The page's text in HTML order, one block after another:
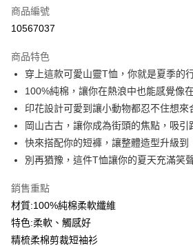
信用卡分期付款
合作金庫商業銀行
華南商業銀行
彰化
上海商業儲蓄銀行
台北
國泰世華商業銀行
兆豐國
臺灣中小企業銀行
台中
匯豐（台灣）商業銀行
華泰商
聯邦商業銀行
遠東
元大商業銀行
永豐
台新國際商業銀行
台灣樂天信用卡公司
6 期 0 利率 每期
華南商業銀行
彰化
上海商業儲蓄銀行
台北富
國泰世華商業銀行
兆豐
臺灣中小企業銀行
台中商
匯豐（台灣）商業銀行
華泰
元大商業銀行
玉山商業銀行
台灣樂天信用卡公司
12 期 0 利率 每期NT$24
合作金庫商業銀行
第一商
上海商業儲蓄銀行
台北
國泰世華商業銀行
兆豐
臺灣中小企業銀行
台中
聯邦商業銀行
元大商業銀行
玉山商業銀行
台新國際商業銀行
超商取貨付款
LINE Pay
Apple Pay
街口支付
悠遊付
Google Pay
商品編號
10567037
商品特色
穿上這款可愛山靈T恤，你就是夏季的
100%純棉，讓你在熱浪中也能感覺像
印花設計可愛到讓小動物都忍不住想來
岡山古古，讓你成為街頭的焦點，吸引
快來搭配你的短褲，讓整體造型升級到
別再猶豫，這件T恤讓你的夏天充滿笑
銷售重點
材質:100%純棉柔軟纖維
特色:柔軟、觸感好
精梳柔棉剪裁短袖衫